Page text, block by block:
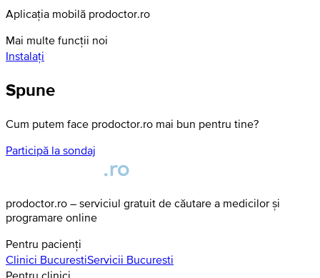
Aplicația mobilă prodoctor.ro
Mai multe funcții noi
Instalați
Spune
Cum putem face prodoctor.ro mai bun pentru tine?
Participă la sondaj
prodoctor.ro – serviciul gratuit de căutare a medicilor și
programare online
Pentru pacienți
Clinici BucurestiServicii Bucuresti
Pentru clinici